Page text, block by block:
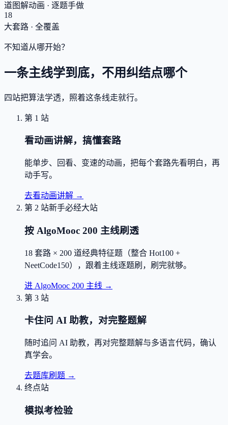
道图解动画 · 逐题手做
18
大套路 · 全覆盖
不知道从哪开始？
一条主线学到底，不用纠结点哪个
四站把算法学透，照着这条线走就行。
第 1 站
看动画讲解，搞懂套路
能单步、回看、变速的动画，把每个套路先看明白，再
动手写。
去看动画讲解 →
第 2 站新手必经大站
按 AlgoMooc 200 主线刷透
18 套路 × 200 道经典特征题（整合 Hot100 +
NeetCode150），跟着主线逐题刷，刷完就够。
进 AlgoMooc 200 主线 →
第 3 站
卡住问 AI 助教，对完整题解
随时追问 AI 助教，再对完整题解与多语言代码，确认
真学会。
去题库刷题 →
终点站
模拟考检验